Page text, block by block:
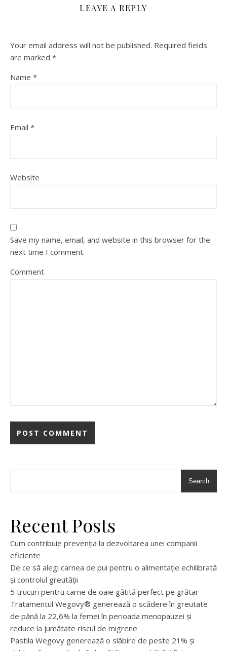
LEAVE A REPLY
Your email address will not be published. Required fields
are marked *
Name *
Email *
Website
Save my name, email, and website in this browser for the
next time I comment.
Comment
Search
Recent Posts
Cum contribuie prevenția la dezvoltarea unei companii
eficiente
De ce să alegi carnea de pui pentru o alimentație echilibrată
și controlul greutății
5 trucuri pentru carne de oaie gătită perfect pe grătar
Tratamentul Wegovy® generează o scădere în greutate
de până la 22,6% la femei în perioada menopauzei și
reduce la jumătate riscul de migrene
Pastila Wegovy generează o slăbire de peste 21% și